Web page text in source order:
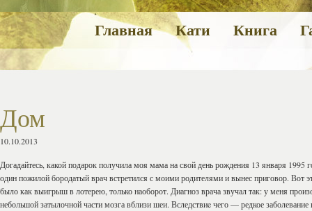
Главная Кати Книга
Дом
10.10.2013
Догадайтесь, какой подарок получила моя мама на свой день рождения 13 января 1995
один пожилой бородатый врач встретился с моими родителями и вынес приговор. Вот
было как выигрыш в лотерею, только наоборот. Диагноз врача звучал так: у меня
небольшой затылочной части мозга вблизи шеи. Вследствиe чего — редкое заболевание